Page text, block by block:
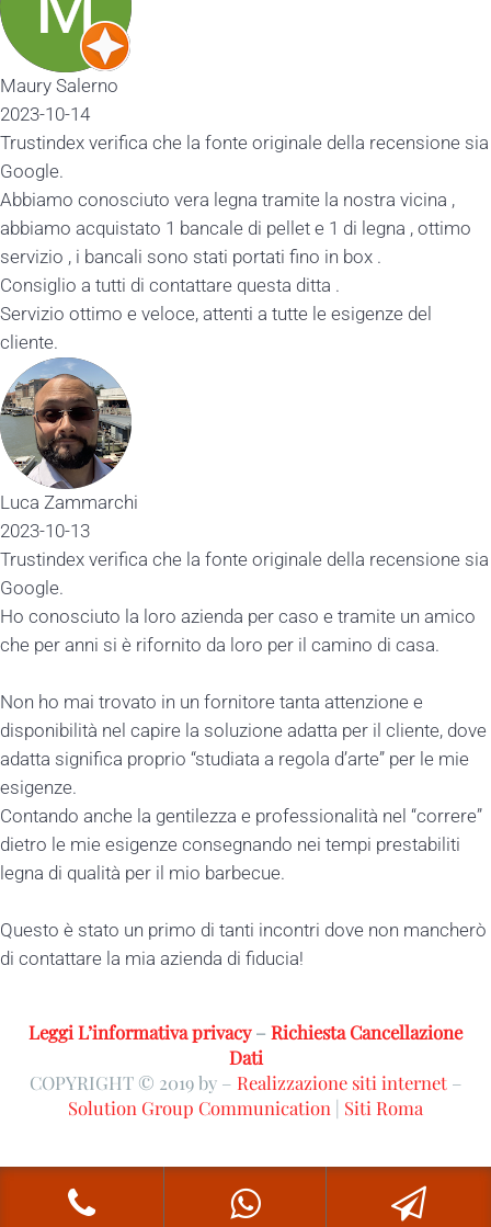
Maury Salerno
2023-10-14
Trustindex verifica che la fonte originale della recensione sia
Google.
Abbiamo conosciuto vera legna tramite la nostra vicina ,
abbiamo acquistato 1 bancale di pellet e 1 di legna , ottimo
servizio , i bancali sono stati portati fino in box .
Consiglio a tutti di contattare questa ditta .
Servizio ottimo e veloce, attenti a tutte le esigenze del
cliente.
Luca Zammarchi
2023-10-13
Trustindex verifica che la fonte originale della recensione sia
Google.
Ho conosciuto la loro azienda per caso e tramite un amico
che per anni si è rifornito da loro per il camino di casa.
Non ho mai trovato in un fornitore tanta attenzione e
disponibilità nel capire la soluzione adatta per il cliente, dove
adatta significa proprio “studiata a regola d’arte” per le mie
esigenze.
Contando anche la gentilezza e professionalità nel “correre”
dietro le mie esigenze consegnando nei tempi prestabiliti
legna di qualità per il mio barbecue.
Questo è stato un primo di tanti incontri dove non mancherò
di contattare la mia azienda di fiducia!
Leggi L’informativa privacy– Richiesta Cancellazione
Dati
COPYRIGHT © 2019 by – Realizzazione siti internet–
Solution Group Communication | Siti Roma